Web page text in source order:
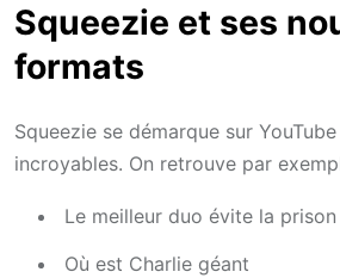
Squeezie et ses
formats
Squeezie se démarque sur
incroyables. On retrouve par
Le meilleur duo évite la prison
Où est Charlie géant